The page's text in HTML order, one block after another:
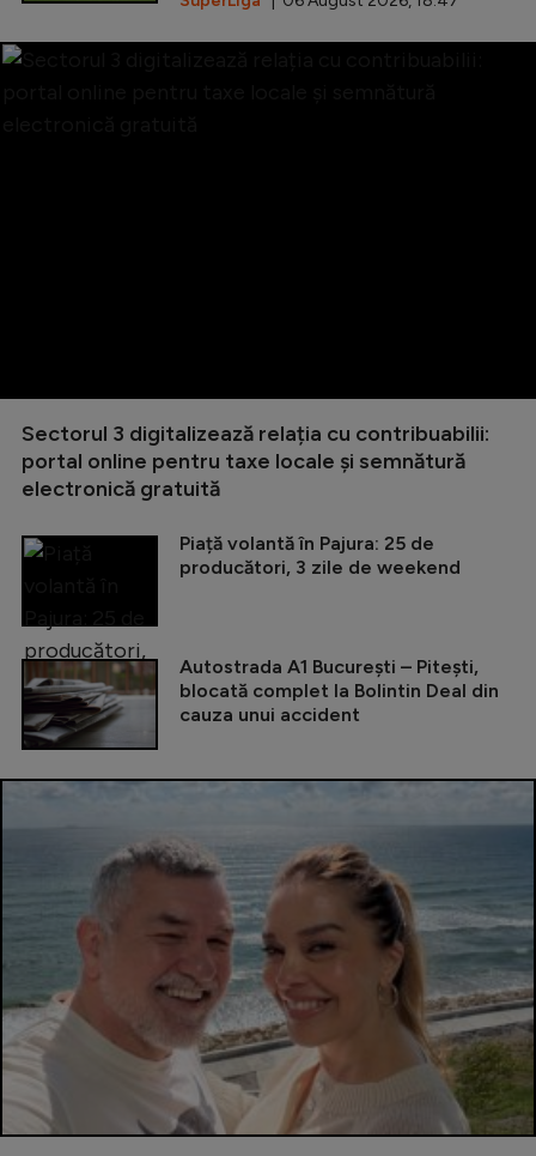
Sectorul 3 digitalizează relația cu contribuabilii:
portal online pentru taxe locale și semnătură
electronică gratuită
Piață volantă în Pajura: 25 de
producători, 3 zile de weekend
Autostrada A1 București – Pitești,
blocată complet la Bolintin Deal din
cauza unui accident